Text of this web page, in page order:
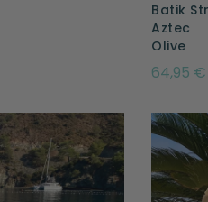
Batik
Aztec
Olive
64,95 €